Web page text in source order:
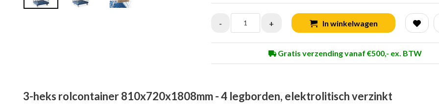
- + In winkelwagen
Gratis verzending vanaf €500,- ex. BTW
3-heks rolcontainer 810x720x1808mm - 4 legborden, elektrolitisch verzinkt